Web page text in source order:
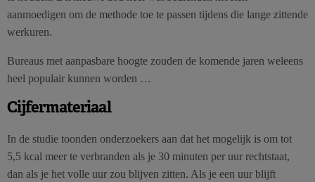
aanmoedigen om de methode toe te passen tijdens die lange zittende
werkuren.
Bureaus met aanpasbare hoogte zouden de komende jaren weleens
heel populair kunnen worden …
Cijfermateriaal
In de studie toonden onderzoekers aan dat het mogelijk is om tot
5,5 kcal meer te verbranden als je 30 minuten per uur rechtstaat,
dan als je het volle uur zou blijven zitten. Als je een uur blijft